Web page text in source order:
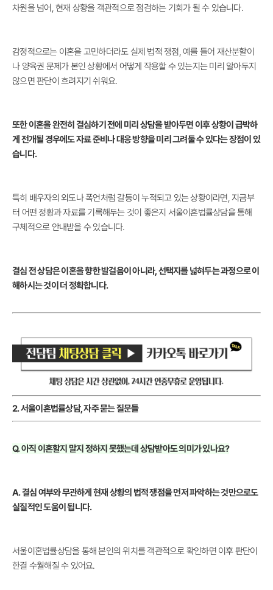
차원을 넘어, 현재 상황을 객관적으로 점검하는 기회가 될 수 있습니다.
감정적으로는 이혼을 고민하더라도 실제 법적 쟁점, 예를 들어 재산분할이
나 양육권 문제가 본인 상황에서 어떻게 작용할 수 있는지는 미리 알아두지
않으면 판단이 흐려지기 쉬워요.
또한 이혼을 완전히 결심하기 전에 미리 상담을 받아두면 이후 상황이 급박하
게 전개될 경우에도 자료 준비나 대응 방향을 미리 그려둘 수 있다는 장점이 있
습니다.
특히 배우자의 외도나 폭언처럼 갈등이 누적되고 있는 상황이라면, 지금부
터 어떤 정황과 자료를 기록해두는 것이 좋은지 서울이혼법률상담을 통해
구체적으로 안내받을 수 있습니다.
결심 전 상담은 이혼을 향한 발걸음이 아니라, 선택지를 넓혀두는 과정으로 이
해하시는 것이 더 정확합니다.
2. 서울이혼법률상담, 자주 묻는 질문들
Q. 아직 이혼할지 말지 정하지 못했는데 상담받아도 의미가 있나요?
A. 결심 여부와 무관하게 현재 상황의 법적 쟁점을 먼저 파악하는 것만으로도
실질적인 도움이 됩니다.
서울이혼법률상담을 통해 본인의 위치를 객관적으로 확인하면 이후 판단이
한결 수월해질 수 있어요.